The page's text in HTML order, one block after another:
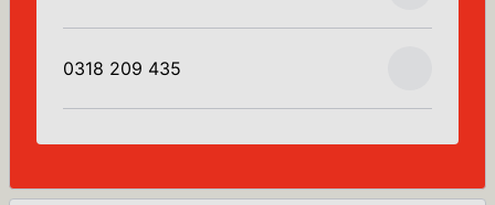
0318 209 435